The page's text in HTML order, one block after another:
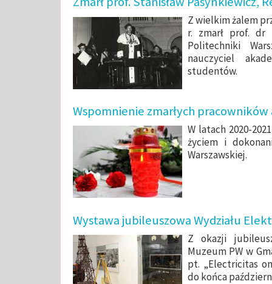
Z wielkim żalem
r. zmarł prof. dr
Politechniki
nauczyciel
studentów.
Wspomnienie zmarłych pracowników
W latach 2020-
życiem i
Warszawskiej.
Wystawa jubileuszowa Wydziału
Z okazji
Muzeum PW w
pt. „Electricitas
do końca